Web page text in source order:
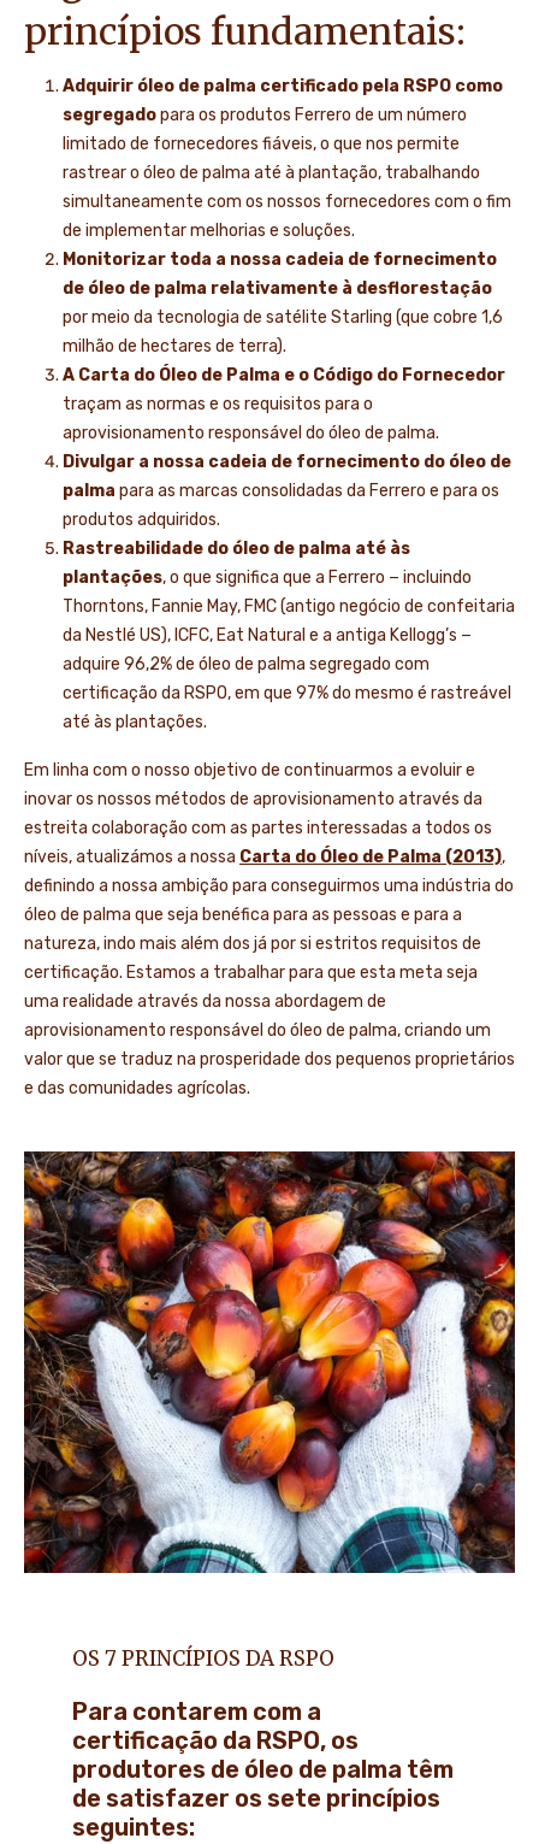
princípios fundamentais:
Adquirir óleo de palma certificado pela RSPO como
segregadopara os produtos Ferrero de um número
limitado de fornecedores fiáveis, o que nos permite
rastrear o óleo de palma até à plantação, trabalhando
simultaneamente com os nossos fornecedores com o fim
de implementar melhorias e soluções.
Monitorizar toda a nossa cadeia de fornecimento
de óleo de palma relativamente à desflorestação
por meio da tecnologia de satélite Starling (que cobre 1,6
milhão de hectares de terra).
A Carta do Óleo de Palma e o Código do Fornecedor
traçam as normas e os requisitos para o
aprovisionamento responsável do óleo de palma.
Divulgar a nossa cadeia de fornecimento do óleo de
palma para as marcas consolidadas da Ferrero e para os
produtos adquiridos.
Rastreabilidade do óleo de palma até às
plantações, o que significa que a Ferrero − incluindo
Thorntons, Fannie May, FMC (antigo negócio de confeitaria
da Nestlé US), ICFC, Eat Natural e a antiga Kellogg’s −
adquire 96,2% de óleo de palma segregado com
certificação da RSPO, em que 97% do mesmo é rastreável
até às plantações.
Em linha com o nosso objetivo de continuarmos a evoluir e
inovar os nossos métodos de aprovisionamento através da
estreita colaboração com as partes interessadas a todos os
níveis, atualizámos a nossa Carta do Óleo de Palma (2013),
definindo a nossa ambição para conseguirmos uma indústria do
óleo de palma que seja benéfica para as pessoas e para a
natureza, indo mais além dos já por si estritos requisitos de
certificação. Estamos a trabalhar para que esta meta seja
uma realidade através da nossa abordagem de
aprovisionamento responsável do óleo de palma, criando um
valor que se traduz na prosperidade dos pequenos proprietários
e das comunidades agrícolas.
OS 7 PRINCÍPIOS DA RSPO
Para contarem com a
certificação da RSPO, os
produtores de óleo de palma têm
de satisfazer os sete princípios
seguintes: